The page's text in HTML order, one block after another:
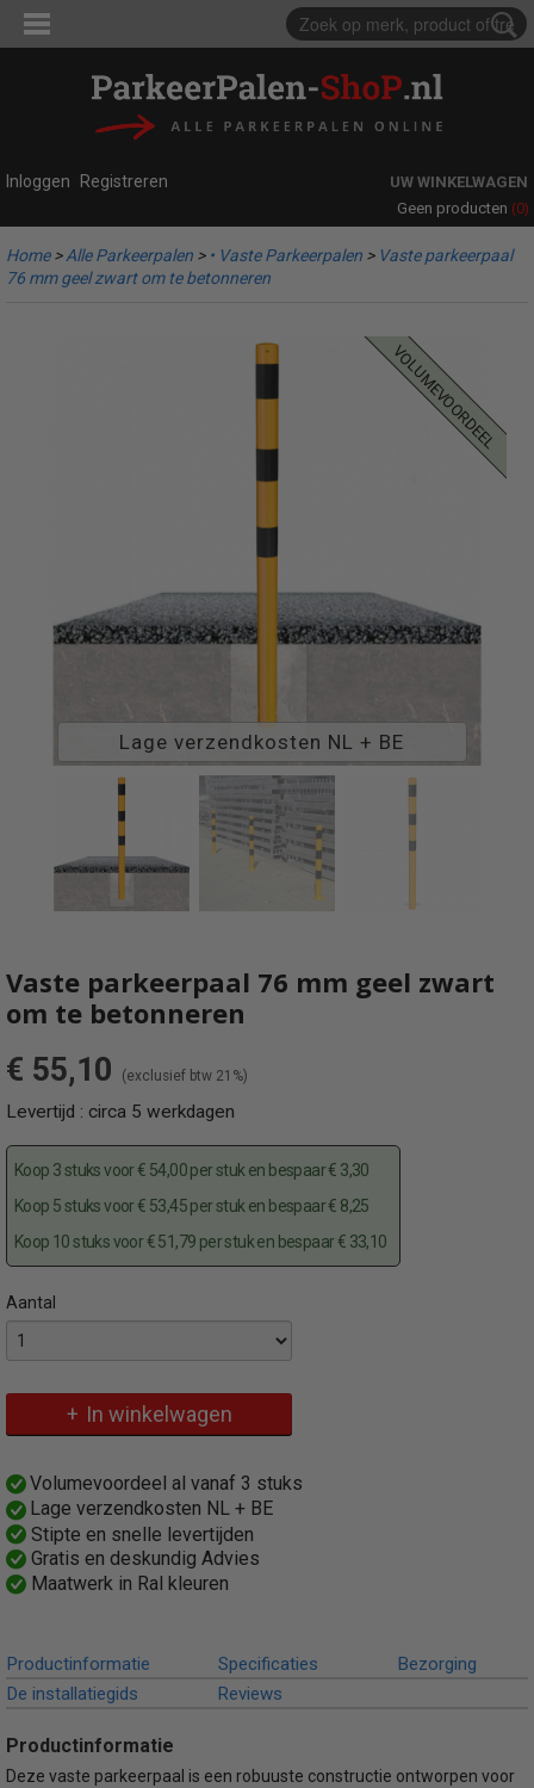
Inloggen Registreren
UW WINKELWAGEN
Geen producten (0)
Home>Alle Parkeerpalen > • Vaste Parkeerpalen > Vaste parkeerpaal
76 mm geel zwart om te betonneren
Lage verzendkosten NL + BE
volumevoordeel
Vaste parkeerpaal 76 mm geel zwart
om te betonneren
€ 55,10 (exclusief btw 21%)
Levertijd : circa 5 werkdagen
Koop 3 stuks voor € 54,00 per stuk en bespaar € 3,30
Koop 5 stuks voor € 53,45 per stuk en bespaar € 8,25
Koop 10 stuks voor € 51,79 per stuk en bespaar € 33,10
Aantal
In winkelwagen
Specificaties
460BG-1
EAN code
Productcode leverancier
460BG
Bruto gewicht
6,00 Kg
Omschrijving
Volumevoordeel al vanaf 3 stuks
Lage verzendkosten NL + BE
Stipte en snelle levertijden
Gratis en deskundig Advies
Maatwerk in Ral kleuren
Productinformatie Specificaties
Bezorging
De installatiegids
Reviews
Productinformatie
Deze vaste parkeerpaal is een robuuste constructie ontworpen voor